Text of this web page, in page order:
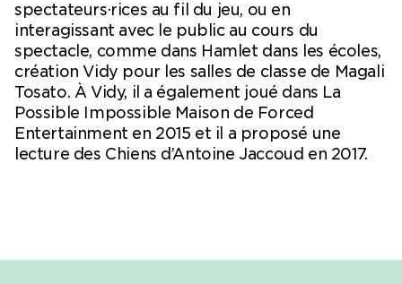
spectateurs·rices au fil du jeu, ou en
interagissant avec le public au cours du
spectacle, comme dans Hamlet dans les écoles,
création Vidy pour les salles de classe de Magali
Tosato. À Vidy, il a également joué dans La
Possible Impossible Maison de Forced
Entertainment en 2015 et il a proposé une
lecture des Chiens d’Antoine Jaccoud en 2017.